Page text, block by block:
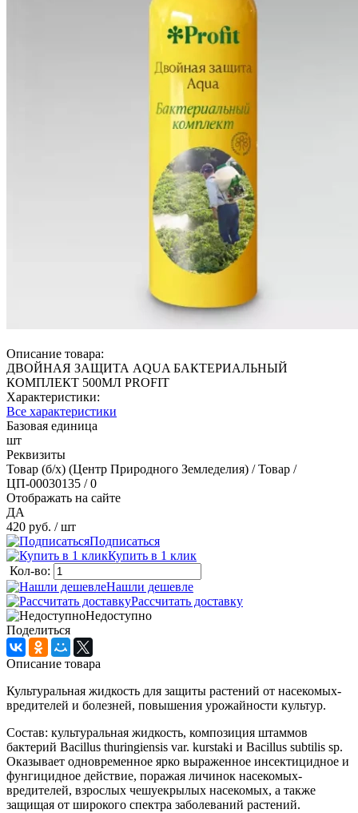
Описание товара:
ДВОЙНАЯ ЗАЩИТА AQUA БАКТЕРИАЛЬНЫЙ
КОМПЛЕКТ 500МЛ PROFIT
Характеристики:
Все характеристики
Базовая единица
шт
Реквизиты
Товар (б/х) (Центр Природного Земледелия) / Товар /
ЦП-00030135 / 0
Отображать на сайте
ДА
420 руб. / шт
Подписаться
Купить в 1 клик
Кол-во:
Нашли дешевле
Рассчитать доставку
Недоступно
Поделиться
Описание товара
Культуральная жидкость для защиты растений от насекомых-
вредителей и болезней, повышения урожайности культур.
Состав: культуральная жидкость, композиция штаммов
бактерий Bacillus thuringiensis var. kurstaki и Bacillus subtilis sp.
Оказывает одновременное ярко выраженное инсектицидное и
фунгицидное действие, поражая личинок насекомых-
вредителей, взрослых чешуекрылых насекомых, а также
защищая от широкого спектра заболеваний растений.